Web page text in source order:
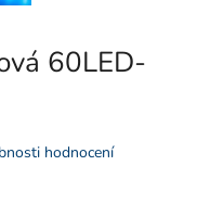
60LED-
hodnocení